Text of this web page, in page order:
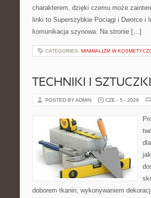
charakterem, dzięki czemu może
linki to Superszybkie Pociągi i Dworce i
komunikacja szynowa. Na stronie […]
CATEGORIES: MINIMALIZM W
TECHNIKI I
POSTED BY ADMIN CZE - 5 - 2026
doborem tkanin, wykonywaniem